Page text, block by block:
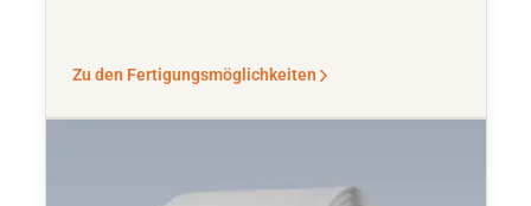
Zu den Fertigungsmöglichkeiten